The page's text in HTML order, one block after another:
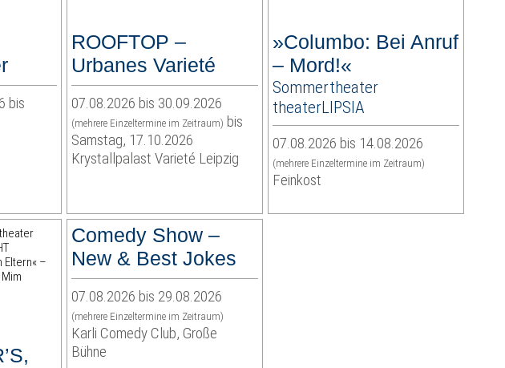
bis
ROOFTOP –
Urbanes Varieté
07.08.2026 bis 30.09.2026
(mehrere Einzeltermine im Zeitraum) bis
Samstag, 17.10.2026
Krystallpalast Varieté Leipzig
»Columbo: Bei Anruf
– Mord!«
Sommertheater
theaterLIPSIA
07.08.2026 bis 14.08.2026
(mehrere Einzeltermine im Zeitraum)
Feinkost
Comedy Show –
New & Best Jokes
07.08.2026 bis 29.08.2026
(mehrere Einzeltermine im Zeitraum)
Karli Comedy Club, Große
Bühne